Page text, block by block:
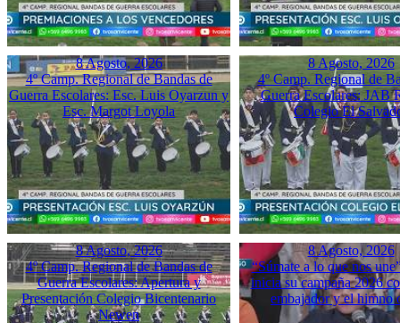
8 Agosto, 2026
4º Camp. Regional de Bandas de
Guerra Escolares: Esc. Luis Oyarzun y
Esc. Margot Loyola
8 Agosto, 2026
4º Camp. Regional de
Guerra Escolares: JAB
Colegio El
8 Agosto, 2026
4º Camp. Regional de Bandas de
Guerra Escolares: Apertura y
Presentación Colegio Bicentenario
Newen
8 Agosto, 2026
“Súmate a lo que nos
inicia su campaña 2026
embajador y el himno